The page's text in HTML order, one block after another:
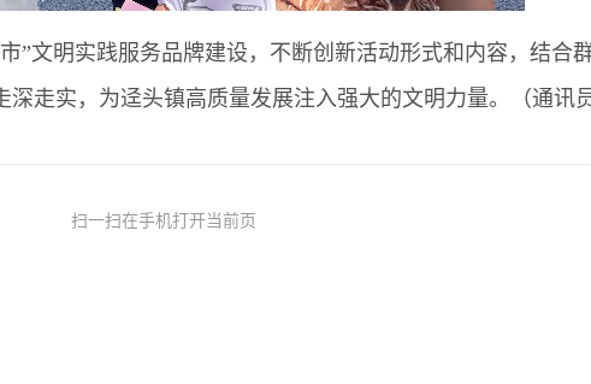
明实践服务品牌建设，不断创新活动形式和内容，结合
走实，为迳头镇高质量发展注入强大的文明力量。（通讯
扫一扫在手机打开当前页